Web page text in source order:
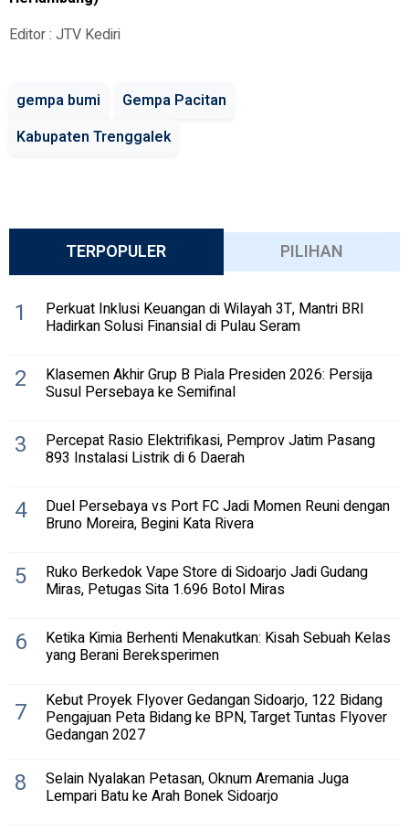
Editor : JTV Kediri
gempa bumi
Gempa Pacitan
Kabupaten Trenggalek
TERPOPULER PILIHAN
1 Perkuat Inklusi Keuangan di Wilayah 3T, Mantri BRI
Hadirkan Solusi Finansial di Pulau Seram
2 Klasemen Akhir Grup B Piala Presiden 2026: Persija
Susul Persebaya ke Semifinal
3 Percepat Rasio Elektrifikasi, Pemprov Jatim Pasang
893 Instalasi Listrik di 6 Daerah
4 Duel Persebaya vs Port FC Jadi Momen Reuni dengan
Bruno Moreira, Begini Kata Rivera
5 Ruko Berkedok Vape Store di Sidoarjo Jadi Gudang
Miras, Petugas Sita 1.696 Botol Miras
6 Ketika Kimia Berhenti Menakutkan: Kisah Sebuah Kelas
yang Berani Bereksperimen
7 Kebut Proyek Flyover Gedangan Sidoarjo, 122 Bidang
Pengajuan Peta Bidang ke BPN, Target Tuntas Flyover
Gedangan 2027
8 Selain Nyalakan Petasan, Oknum Aremania Juga
Lempari Batu ke Arah Bonek Sidoarjo